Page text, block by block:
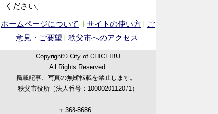
ください。
ホームページについて サイトの使い方
ご
意見・ご要望
秩父市へのアクセス
Copyright© City of CHICHIBU
All Rights Reserved.
掲載記事、写真の無断転載を禁止します。
秩父市役所（法人番号：1000020112071）
〒368-8686